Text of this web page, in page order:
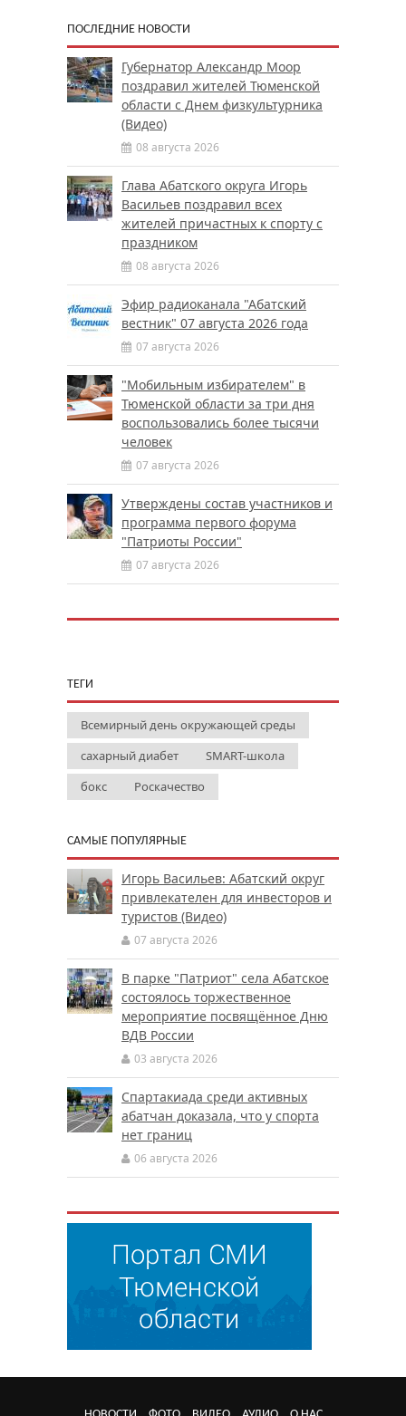
ПОСЛЕДНИЕ НОВОСТИ
Губернатор Александр Моор
поздравил жителей Тюменской
области с Днем физкультурника
(Видео)
08 августа 2026
Глава Абатского округа Игорь
Васильев поздравил всех
жителей причастных к спорту с
праздником
08 августа 2026
Эфир радиоканала "Абатский
вестник" 07 августа 2026 года
07 августа 2026
"Мобильным избирателем" в
Тюменской области за три дня
воспользовались более тысячи
человек
07 августа 2026
Утверждены состав участников и
программа первого форума
"Патриоты России"
07 августа 2026
ТЕГИ
Всемирный день окружающей среды
сахарный диабет
SMART-школа
бокс
Роскачество
САМЫЕ ПОПУЛЯРНЫЕ
Игорь Васильев: Абатский округ
привлекателен для инвесторов и
туристов (Видео)
07 августа 2026
В парке "Патриот" села Абатское
состоялось торжественное
мероприятие посвящённое Дню
ВДВ России
03 августа 2026
Спартакиада среди активных
абатчан доказала, что у спорта
нет границ
06 августа 2026